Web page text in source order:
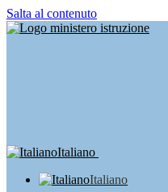
Salta al contenuto
Italiano
Italiano